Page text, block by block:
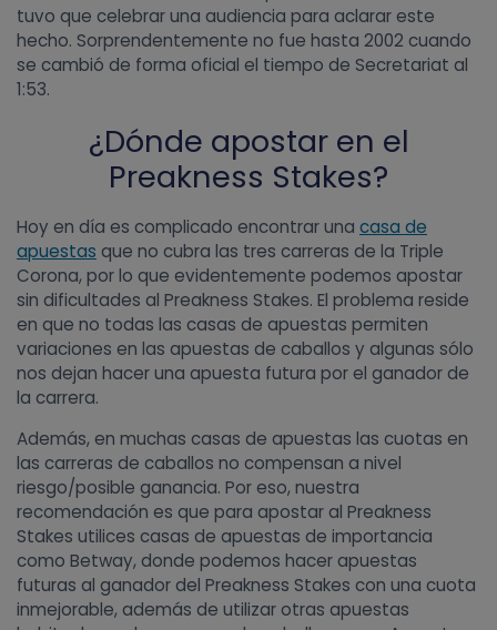
tuvo que celebrar una audiencia para aclarar este
hecho. Sorprendentemente no fue hasta 2002 cuando
se cambió de forma oficial el tiempo de Secretariat al
1:53.
¿Dónde apostar en el
Preakness Stakes?
Hoy en día es complicado encontrar una casa de
apuestas que no cubra las tres carreras de la Triple
Corona, por lo que evidentemente podemos apostar
sin dificultades al Preakness Stakes. El problema reside
en que no todas las casas de apuestas permiten
variaciones en las apuestas de caballos y algunas sólo
nos dejan hacer una apuesta futura por el ganador de
la carrera.
Además, en muchas casas de apuestas las cuotas en
las carreras de caballos no compensan a nivel
riesgo/posible ganancia. Por eso, nuestra
recomendación es que para apostar al Preakness
Stakes utilices casas de apuestas de importancia
como Betway, donde podemos hacer apuestas
futuras al ganador del Preakness Stakes con una cuota
inmejorable, además de utilizar otras apuestas